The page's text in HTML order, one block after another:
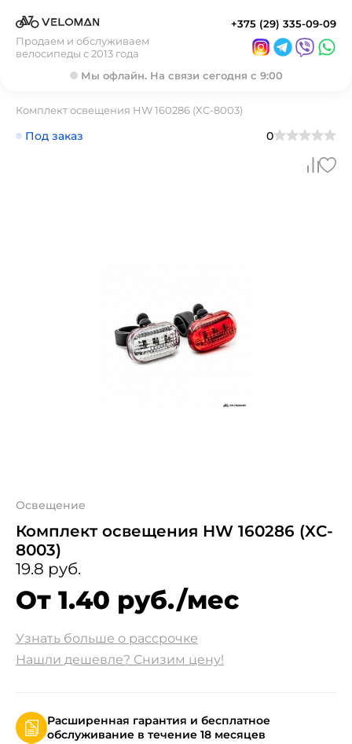
Продаем и обслуживаем
велосипеды с 2013 года
+375 (29) 335-09-09
Мы офлайн. На связи сегодня с 9:00
Комплект освещения HW 160286 (XC-8003)
Под заказ 0
Освещение
Комплект освещения HW 160286 (XC-
8003)
19.8 руб.
От 1.40 руб./мес
Узнать больше о рассрочке
Нашли дешевле? Снизим цену!
Расширенная гарантия и бесплатное
обслуживание в течение 18 месяцев